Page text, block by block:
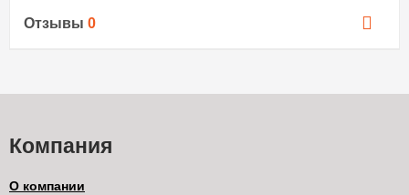
Отзывы 0
Компания
О компании